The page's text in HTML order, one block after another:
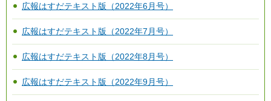
広報はすだテキスト版（2022年6月号）
広報はすだテキスト版（2022年7月号）
広報はすだテキスト版（2022年8月号）
広報はすだテキスト版（2022年9月号）